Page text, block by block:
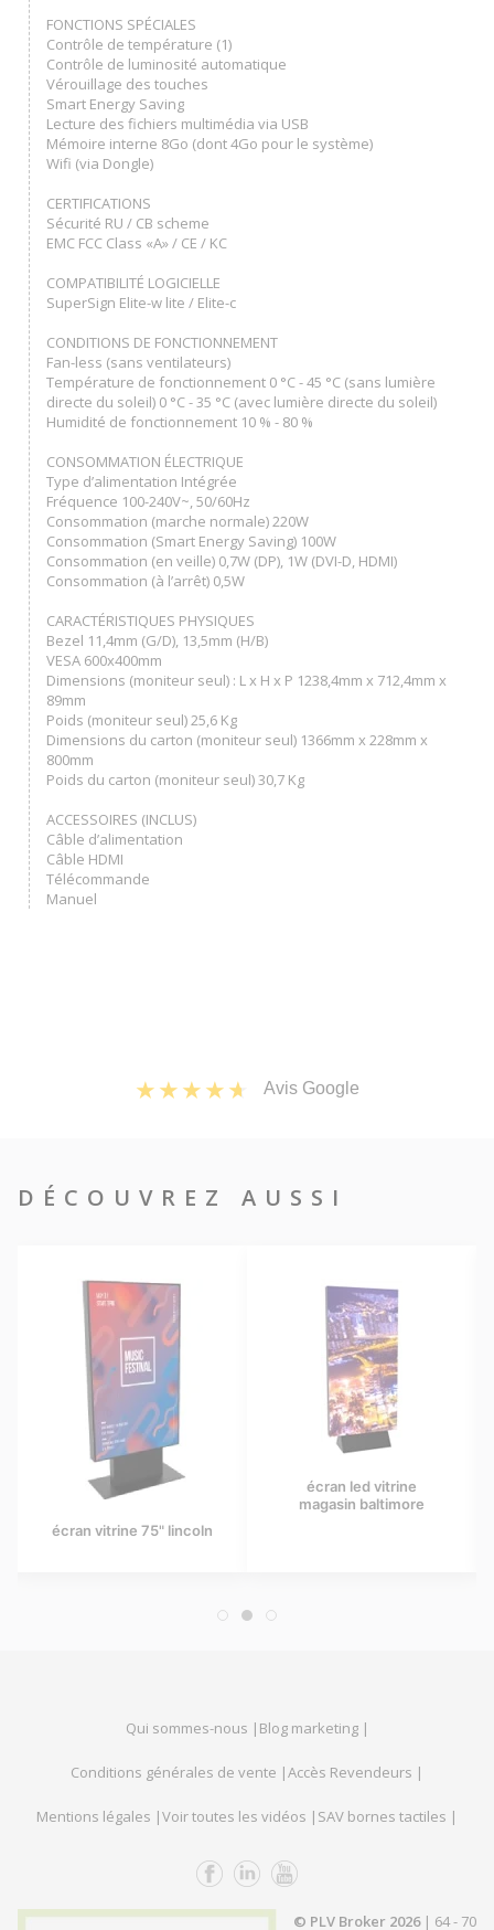
FONCTIONS SPÉCIALES
Contrôle de température (1)
Contrôle de luminosité automatique
Vérouillage des touches
Smart Energy Saving
Lecture des fichiers multimédia via USB
Mémoire interne 8Go (dont 4Go pour le système)
Wifi (via Dongle)
CERTIFICATIONS
Sécurité RU / CB scheme
EMC FCC Class «A» / CE / KC
COMPATIBILITÉ LOGICIELLE
SuperSign Elite-w lite / Elite-c
CONDITIONS DE FONCTIONNEMENT
Fan-less (sans ventilateurs)
Température de fonctionnement 0 °C - 45 °C (sans lumière
directe du soleil) 0 °C - 35 °C (avec lumière directe du soleil)
Humidité de fonctionnement 10 % - 80 %
CONSOMMATION ÉLECTRIQUE
Type d’alimentation Intégrée
Fréquence 100-240V~, 50/60Hz
Consommation (marche normale) 220W
Consommation (Smart Energy Saving) 100W
Consommation (en veille) 0,7W (DP), 1W (DVI-D, HDMI)
Consommation (à l’arrêt) 0,5W
CARACTÉRISTIQUES PHYSIQUES
Bezel 11,4mm (G/D), 13,5mm (H/B)
VESA 600x400mm
Dimensions (moniteur seul) : L x H x P 1238,4mm x 712,4mm x
89mm
Poids (moniteur seul) 25,6 Kg
Dimensions du carton (moniteur seul) 1366mm x 228mm x
800mm
Poids du carton (moniteur seul) 30,7 Kg
ACCESSOIRES (INCLUS)
Câble d’alimentation
Câble HDMI
Télécommande
Manuel
Avis Google
DÉCOUVREZ AUSSI
écran vitrine 75" lincoln
écran led vitrine
magasin baltimore
Qui sommes-nous | Blog marketing |
Conditions générales de vente |Accès Revendeurs |
Mentions légales |Voir toutes les vidéos | SAV bornes tactiles |
© PLV Broker 2026| 64 - 70